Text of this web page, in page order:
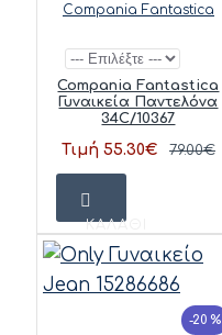
Compania Fantastica
Compania Fantastica
Γυναικεία Παντελόνα
34C/10367
Τιμή 55.30€ 79.00€
ΚΑΛΆΘΙ
-20 %